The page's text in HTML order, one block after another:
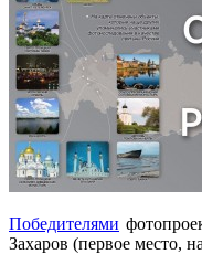
Победителями
Захаров (первое место,